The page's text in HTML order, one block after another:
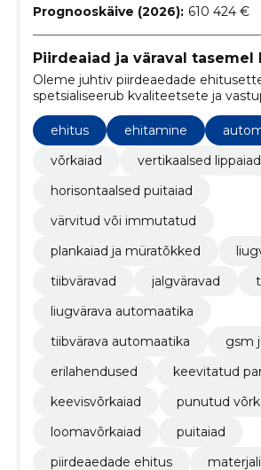
Prognooskäive (2026): 610 424 €
Piirdeaiad ja väraval tasemel
Oleme juhtiv piirdeaedade
spetsialiseerub kvaliteetsete ja
piirdestruktuuride loomisele kogu
ehitus
ehitamine
võrkaiad
vertikaalsed lippaiad
horisontaalsed puitaiad
värvitud või immutatud
plankaiad ja müratõkked
tiibväravad
jalgväravad
liugvärava automaatika
tiibvärava automaatika
gsm
erilahendused
keevitatud
keevisvõrkaiad
punutud
loomavõrkaiad
puitaiad
piirdeaedade ehitus